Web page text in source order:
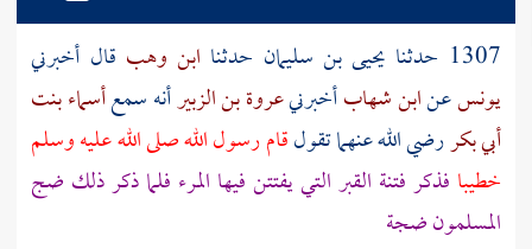
1307 حدثنا يحيى بن سليمان حدثنا ابن وهب قال أخبرني
يونسعنابن شهابأخبرنيعروة بن الزبيرأنه سمعأسماء بنت
أبي بكررضي الله عنهما تقولقام رسول الله صلى الله عليه وسلم
خطيبا فذكر فتنة القبر التي يفتتن فيها المرء فلما ذكر ذلك ضج
المسلمون ضجة